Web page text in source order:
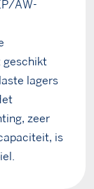
AW-
geschikt
lagers
zeer
is